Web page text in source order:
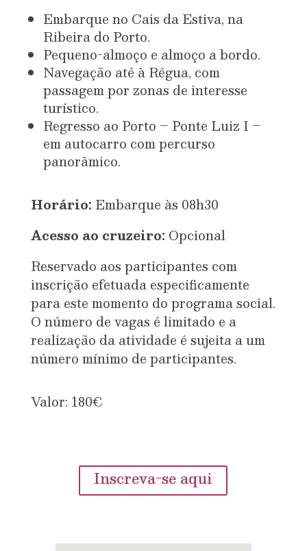
Embarque no Cais da Estiva, na
Ribeira do Porto.
Pequeno-almoço e almoço a bordo.
Navegação até à Régua, com
passagem por zonas de interesse
turístico.
Regresso ao Porto – Ponte Luiz I –
em autocarro com percurso
panorâmico.
Horário: Embarque às 08h30
Acesso ao cruzeiro: Opcional
Reservado aos participantes com
inscrição efetuada especificamente
para este momento do programa social.
O número de vagas é limitado e a
realização da atividade é sujeita a um
número mínimo de participantes.
Valor: 180€
Inscreva-se aqui